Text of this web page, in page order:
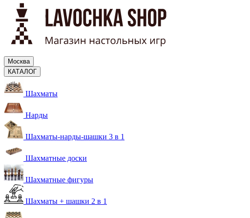
Москва
КАТАЛОГ
Шахматы
Нарды
Шахматы-нарды-шашки 3 в 1
Шахматные доски
Шахматные фигуры
Шахматы + шашки 2 в 1